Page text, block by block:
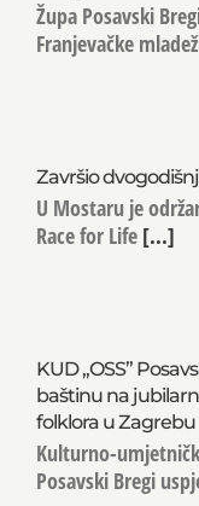
Župa Posavski
Franjevačke
Završio
U Mostaru je
Race for Life [...]
KUD „OSS”
baštinu na
folklora u Zagrebu
Kulturno-
Posavski Bregi